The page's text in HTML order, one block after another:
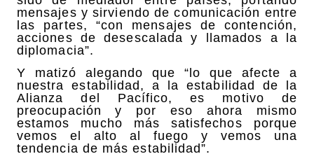
mensajes y sirviendo de comunicación entre
las partes, “con mensajes de contención,
acciones de desescalada y llamados a la
diplomacia”.
Y matizó alegando que “lo que afecte a
nuestra estabilidad, a la estabilidad de la
Alianza del Pacífico, es motivo de
preocupación y por eso ahora mismo
estamos mucho más satisfechos porque
vemos el alto al fuego y vemos una
tendencia de más estabilidad”.